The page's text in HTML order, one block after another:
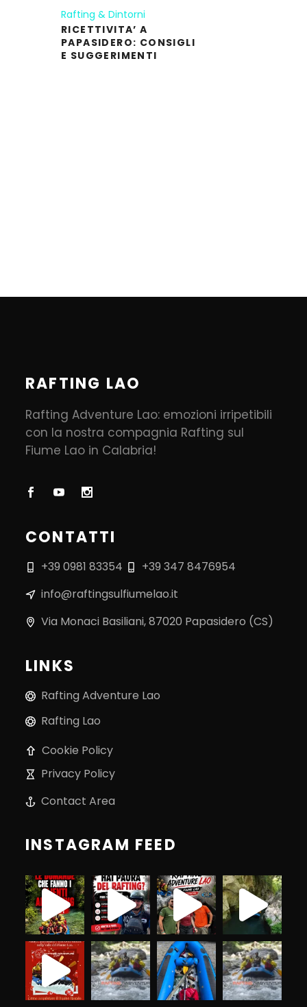
Rafting & Dintorni
RICETTIVITA’ A
PAPASIDERO: CONSIGLI
E SUGGERIMENTI
RAFTING LAO
Rafting Adventure Lao: emozioni irripetibili
con la nostra compagnia Rafting sul
Fiume Lao in Calabria!
CONTATTI
+39 0981 83354
+39 347 8476954
info@raftingsulfiumelao.it
Via Monaci Basiliani, 87020 Papasidero (CS)
LINKS
Rafting Adventure Lao
Rafting Lao
Cookie Policy
Privacy Policy
Contact Area
INSTAGRAM FEED